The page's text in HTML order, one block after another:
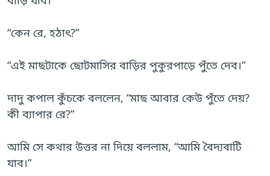
“কেন রে, হঠাৎ?”
“এই মাছটাকে ছোটমাসির বাড়ির পুকুরপাড়ে পুঁতে দেব।”
দাদু কপাল কুঁচকে বললেন, “মাছ আবার কেউ পুঁতে দেয়?
কী ব্যাপার রে?”
আমি সে কথার উত্তর না দিয়ে বললাম, “আমি বৈদ্যবাটি
যাব।”